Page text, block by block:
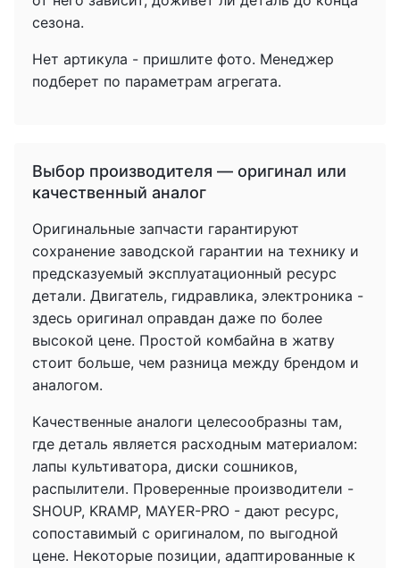
сезона.
Нет артикула - пришлите фото. Менеджер
подберет по параметрам агрегата.
Выбор производителя — оригинал или
качественный аналог
Оригинальные запчасти гарантируют
сохранение заводской гарантии на технику и
предсказуемый эксплуатационный ресурс
детали. Двигатель, гидравлика, электроника -
здесь оригинал оправдан даже по более
высокой цене. Простой комбайна в жатву
стоит больше, чем разница между брендом и
аналогом.
Качественные аналоги целесообразны там,
где деталь является расходным материалом:
лапы культиватора, диски сошников,
распылители. Проверенные производители -
SHOUP, KRAMP, MAYER-PRO - дают ресурс,
сопоставимый с оригиналом, по выгодной
цене. Некоторые позиции, адаптированные к